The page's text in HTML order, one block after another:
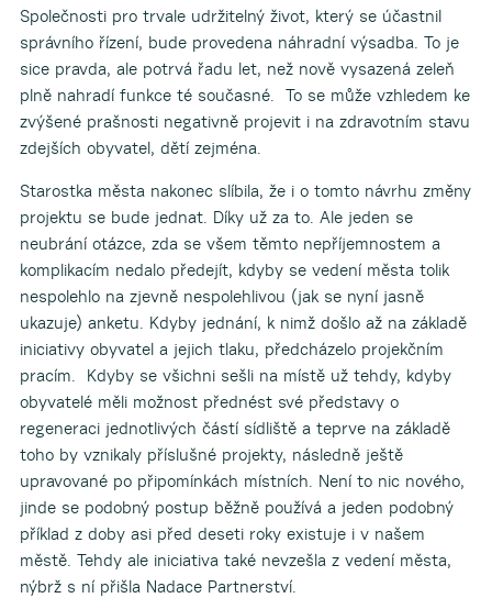
Společnosti pro trvale udržitelný život, který se účastnil
správního řízení, bude provedena náhradní výsadba. To je
sice pravda, ale potrvá řadu let, než nově vysazená zeleň
plně nahradí funkce té současné. To se může vzhledem ke
zvýšené prašnosti negativně projevit i na zdravotním stavu
zdejších obyvatel, dětí zejména.
Starostka města nakonec slíbila, že i o tomto návrhu změny
projektu se bude jednat. Díky už za to. Ale jeden se
neubrání otázce, zda se všem těmto nepříjemnostem a
komplikacím nedalo předejít, kdyby se vedení města tolik
nespolehlo na zjevně nespolehlivou (jak se nyní jasně
ukazuje) anketu. Kdyby jednání, k nimž došlo až na základě
iniciativy obyvatel a jejich tlaku, předcházelo projekčním
pracím. Kdyby se všichni sešli na místě už tehdy, kdyby
obyvatelé měli možnost přednést své představy o
regeneraci jednotlivých částí sídliště a teprve na základě
toho by vznikaly příslušné projekty, následně ještě
upravované po připomínkách místních. Není to nic nového,
jinde se podobný postup běžně používá a jeden podobný
příklad z doby asi před deseti roky existuje i v našem
městě. Tehdy ale iniciativa také nevzešla z vedení města,
nýbrž s ní přišla Nadace Partnerství.